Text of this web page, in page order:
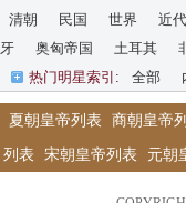
清朝
民国 世界 近代
牙
奥匈帝国 土耳其
热门明星索引:
全部
夏朝皇帝列表 商朝皇帝
列表
宋朝皇帝列表 元朝